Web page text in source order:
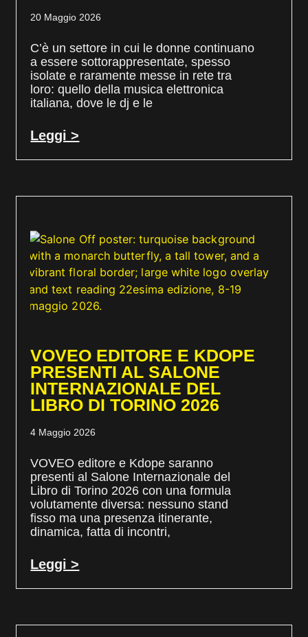
20 Maggio 2026
C’è un settore in cui le donne continuano
a essere sottorappresentate, spesso
isolate e raramente messe in rete tra
loro: quello della musica elettronica
italiana, dove le dj e le
Leggi >
VOVEO EDITORE E KDOPE
PRESENTI AL SALONE
INTERNAZIONALE DEL
LIBRO DI TORINO 2026
4 Maggio 2026
VOVEO editore e Kdope saranno
presenti al Salone Internazionale del
Libro di Torino 2026 con una formula
volutamente diversa: nessuno stand
fisso ma una presenza itinerante,
dinamica, fatta di incontri,
Leggi >